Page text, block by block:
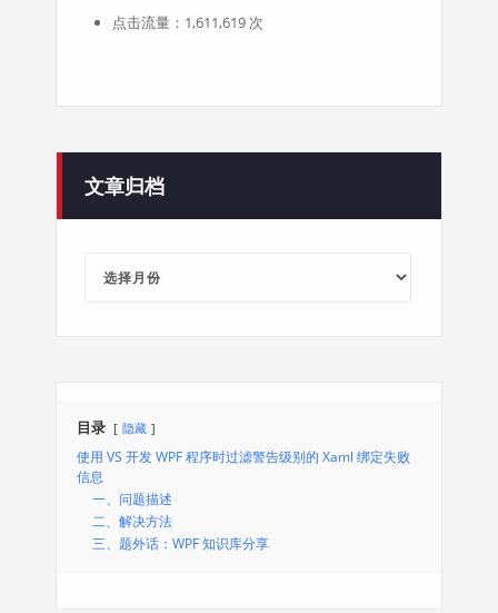
点击流量：1,611,619 次
文章归档
目录 隐藏
使用 VS 开发 WPF 程序时过滤警告级别的 Xaml 绑定失败
信息
一、问题描述
二、解决方法
三、题外话：WPF 知识库分享